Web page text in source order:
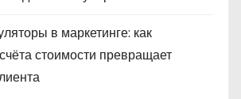
в маркетинге: как
стоимости превращает